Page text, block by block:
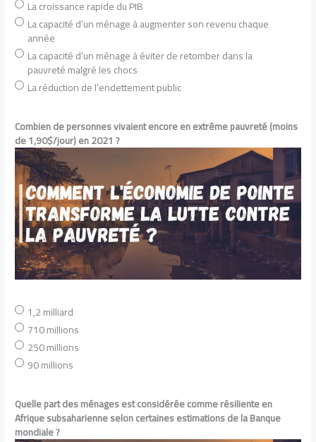
La croissance rapide du PIB
La capacité d’un ménage à augmenter son revenu chaque
année
La capacité d’un ménage à éviter de retomber dans la
pauvreté malgré les chocs
La réduction de l’endettement public
Combien de personnes vivaient encore en extrême pauvreté (moins
de 1,90$/jour) en 2021 ?
1,2 milliard
710 millions
250 millions
90 millions
Quelle part des ménages est considérée comme résiliente en
Afrique subsaharienne selon certaines estimations de la Banque
mondiale ?